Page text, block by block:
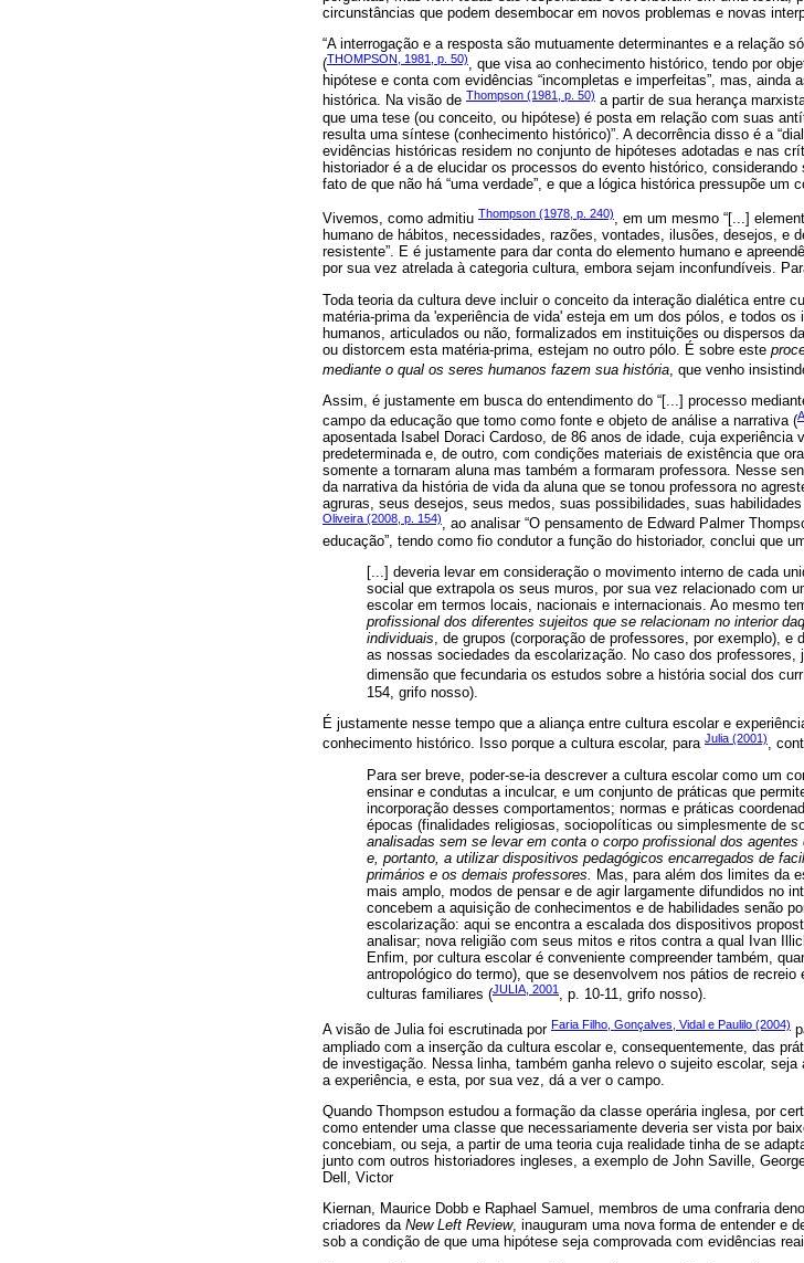
circunstâncias que podem desembocar em novos problemas e novas
“A interrogação e a resposta são mutuamente determinantes e a relação
(THOMPSON, 1981, p. 50), que visa ao conhecimento histórico, tendo por
hipótese e conta com evidências “incompletas e imperfeitas”, mas,
histórica. Na visão de Thompson (1981, p. 50) a partir de sua herança
que uma tese (ou conceito, ou hipótese) é posta em relação com suas
resulta uma síntese (conhecimento histórico)”. A decorrência disso é a
evidências históricas residem no conjunto de hipóteses adotadas e nas
historiador é a de elucidar os processos do evento histórico,
fato de que não há “uma verdade”, e que a lógica histórica pressupõe um
Vivemos, como admitiu Thompson (1978, p. 240), em um mesmo “[...]
humano de hábitos, necessidades, razões, vontades, ilusões, desejos, e
resistente”. E é justamente para dar conta do elemento humano e
por sua vez atrelada à categoria cultura, embora sejam inconfundíveis.
Toda teoria da cultura deve incluir o conceito da interação dialética entre
matéria-prima da 'experiência de vida' esteja em um dos pólos, e todos
humanos, articulados ou não, formalizados em instituições ou dispersos
ou distorcem esta matéria-prima, estejam no outro pólo. É sobre este
mediante o qual os seres humanos fazem sua história , que venho
Assim, é justamente em busca do entendimento do “[...] processo
campo da educação que tomo como fonte e objeto de análise a narrativa (
aposentada Isabel Doraci Cardoso, de 86 anos de idade, cuja
predeterminada e, de outro, com condições materiais de existência que
somente a tornaram aluna mas também a formaram professora. Nesse
da narrativa da história de vida da aluna que se tonou professora no
agruras, seus desejos, seus medos, suas possibilidades, suas
Oliveira (2008, p. 154), ao analisar “O pensamento de Edward Palmer
educação”, tendo como fio condutor a função do historiador, conclui que
[...] deveria levar em consideração o movimento interno de cada
social que extrapola os seus muros, por sua vez relacionado com
escolar em termos locais, nacionais e internacionais. Ao mesmo
profissional dos diferentes sujeitos que se relacionam no interior
individuais, de grupos (corporação de professores, por exemplo),
as nossas sociedades da escolarização. No caso dos professores,
dimensão que fecundaria os estudos sobre a história social dos
154, grifo nosso).
É justamente nesse tempo que a aliança entre cultura escolar e
conhecimento histórico. Isso porque a cultura escolar, para Julia (2001),
Para ser breve, poder-se-ia descrever a cultura escolar como um
ensinar e condutas a inculcar, e um conjunto de práticas que
incorporação desses comportamentos; normas e práticas
épocas (finalidades religiosas, sociopolíticas ou simplesmente de
analisadas sem se levar em conta o corpo profissional dos
e, portanto, a utilizar dispositivos pedagógicos encarregados de
primários e os demais professores. Mas, para além dos limites da
mais amplo, modos de pensar e de agir largamente difundidos no
concebem a aquisição de conhecimentos e de habilidades senão
escolarização: aqui se encontra a escalada dos dispositivos
analisar; nova religião com seus mitos e ritos contra a qual Ivan
Enfim, por cultura escolar é conveniente compreender também,
antropológico do termo), que se desenvolvem nos pátios de
culturas familiares (JULIA, 2001, p. 10-11, grifo nosso).
A visão de Julia foi escrutinada por Faria Filho, Gonçalves, Vidal e Paulilo (2004)
ampliado com a inserção da cultura escolar e, consequentemente, das
de investigação. Nessa linha, também ganha relevo o sujeito escolar,
a experiência, e esta, por sua vez, dá a ver o campo.
Quando Thompson estudou a formação da classe operária inglesa, por
como entender uma classe que necessariamente deveria ser vista por
concebiam, ou seja, a partir de uma teoria cuja realidade tinha de se
junto com outros historiadores ingleses, a exemplo de John Saville,
Dell, Victor
Kiernan, Maurice Dobb e Raphael Samuel, membros de uma confraria
criadores da New Left Review, inauguram uma nova forma de entender e
sob a condição de que uma hipótese seja comprovada com evidências